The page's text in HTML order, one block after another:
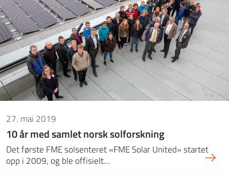
27. mai 2019
10 år med samlet norsk solforskning
Det første FME solsenteret «FME Solar United» startet
opp i 2009, og ble offisielt…